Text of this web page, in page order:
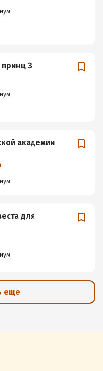
принц 3
академии
для
еще